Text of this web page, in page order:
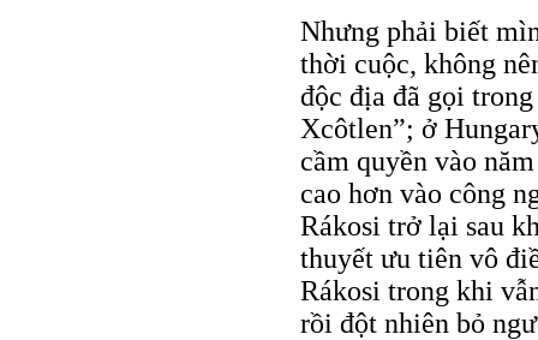
Nhưng phải biết
thời cuộc, không
độc địa đã gọi
Xcôtlen”; ở
cầm quyền vào
cao hơn vào công
Rákosi trở lại sau
thuyết ưu tiên vô
Rákosi trong khi
rồi đột nhiên bỏ